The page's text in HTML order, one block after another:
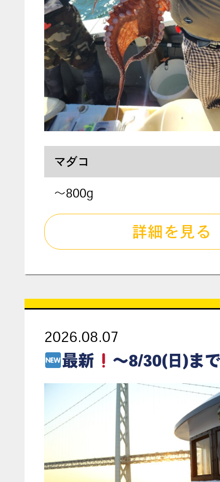
マダコ
～800g
詳細を見る
2026.08.07
最新 ～8/30(日)ま